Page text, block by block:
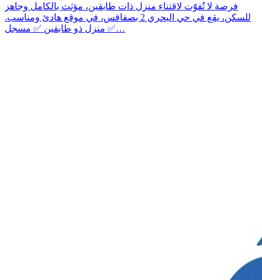
فرصة لا تُفوّت لاقتناء منزل ذات طابقين، مؤثث بالكامل وجاهز
للسكن، يقع في حي البحري 2 بصفاقس، في موقع هادئ ومناسب.
✅ منزل ذو طابقين ✅ مسجل…